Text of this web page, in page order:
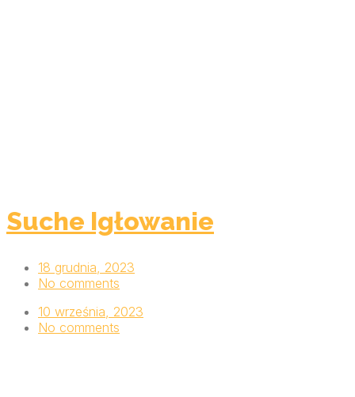
Suche Igłowanie
18 grudnia, 2023
No comments
10 września, 2023
No comments